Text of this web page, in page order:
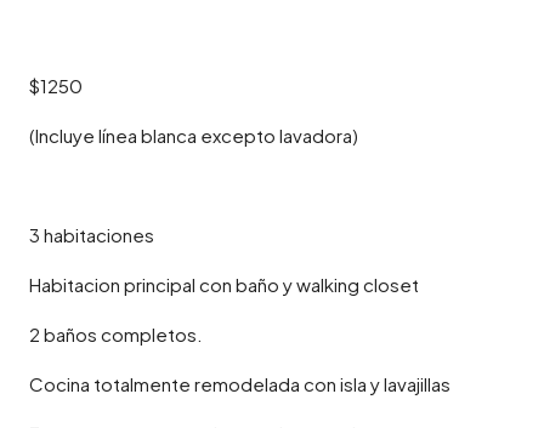
$1250
(Incluye línea blanca excepto lavadora)
3 habitaciones
Habitacion principal con baño y walking closet
2 baños completos.
Cocina totalmente remodelada con isla y lavajillas